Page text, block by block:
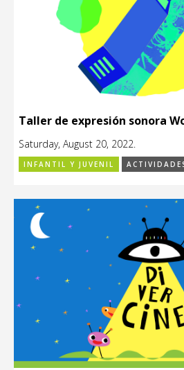
Taller de expresión sonora
Saturday, August 20, 2022.
INFANTIL Y JUVENIL